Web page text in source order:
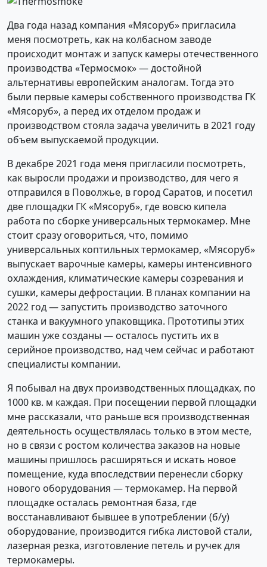
Два года назад компания «Мясоруб» пригласила
меня посмотреть, как на колбасном заводе
происходит монтаж и запуск камеры отечественного
производства «Термосмок» — достойной
альтернативы европейским аналогам. Тогда это
были первые камеры собственного производства ГК
«Мясоруб», а перед их отделом продаж и
производством стояла задача увеличить в 2021 году
объем выпускаемой продукции.
В декабре 2021 года меня пригласили посмотреть,
как выросли продажи и производство, для чего я
отправился в Поволжье, в город Саратов, и посетил
две площадки ГК «Мясоруб», где вовсю кипела
работа по сборке универсальных термокамер. Мне
стоит сразу оговориться, что, помимо
универсальных коптильных термокамер, «Мясоруб»
выпускает варочные камеры, камеры интенсивного
охлаждения, климатические камеры созревания и
сушки, камеры дефростации. В планах компании на
2022 год — запустить производство заточного
станка и вакуумного упаковщика. Прототипы этих
машин уже созданы — осталось пустить их в
серийное производство, над чем сейчас и работают
специалисты компании.
Я побывал на двух производственных площадках, по
1000 кв. м каждая. При посещении первой площадки
мне рассказали, что раньше вся производственная
деятельность осуществлялась только в этом месте,
но в связи с ростом количества заказов на новые
машины пришлось расширяться и искать новое
помещение, куда впоследствии перенесли сборку
нового оборудования — термокамер. На первой
площадке осталась ремонтная база, где
восстанавливают бывшее в употреблении (б/у)
оборудование, производится гибка листовой стали,
лазерная резка, изготовление петель и ручек для
термокамеры.